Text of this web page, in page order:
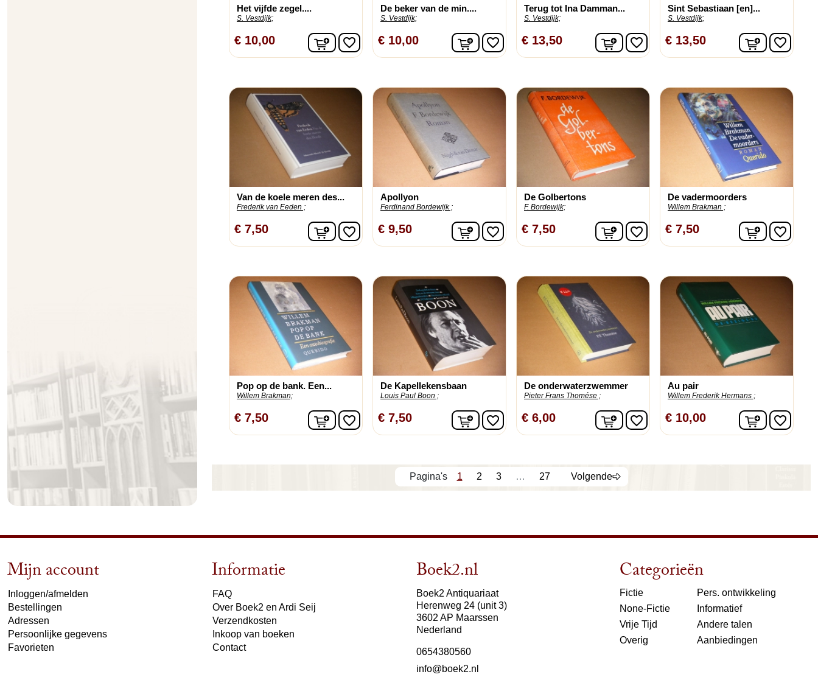
Het vijfde zegel....
S. Vestdijk;
€ 10,00 In winkelwagen
favorite_border
De beker van de min....
S. Vestdijk;
€ 10,00 In winkelwagen
favorite_border
Terug tot Ina Damman...
S. Vestdijk;
€ 13,50 In winkelwagen
favorite_border
Sint Sebastiaan [en]...
S. Vestdijk;
€ 13,50 Infavorite_border
Van de koele meren des...
Frederik van Eeden ;
€ 7,50 In winkelwagen
favorite_border
Apollyon
Ferdinand Bordewijk ;
€ 9,50 In winkelwagen
favorite_border
De Golbertons
F. Bordewijk;
€ 7,50 In winkelwagen
favorite_border
De vadermoorders
Willem Brakman ;
€ 7,50 Infavorite_border
Pop op de bank. Een...
Willem Brakman;
€ 7,50 In winkelwagen
favorite_border
De Kapellekensbaan
Louis Paul Boon ;
€ 7,50 In winkelwagen
favorite_border
De onderwaterzwemmer
Pieter Frans Thomése ;
€ 6,00 In winkelwagen
favorite_border
Au pair
Willem Frederik Hermans ;
€ 10,00 Infavorite_border
1 2 3 … 27 Volgende
Mijn account
Inloggen/afmelden
Bestellingen
Adressen
Persoonlijke gegevens
Favorieten
Informatie
FAQ
Over Boek2 en Ardi Seij
Verzendkosten
Inkoop van boeken
Contact
Boek2.nl
Boek2 Antiquariaat
Herenweg 24 (unit 3)
3602 AP Maarssen
Nederland
0654380560
info@boek2.nl
Categorieën
Fictie
None-Fictie
Vrije Tijd
Overig
Pers. ontwikkeling
Informatief
Andere talen
Aanbiedingen